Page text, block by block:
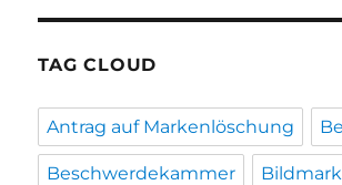
TAG CLOUD
Antrag auf Markenlöschung
Beschwerdekammer